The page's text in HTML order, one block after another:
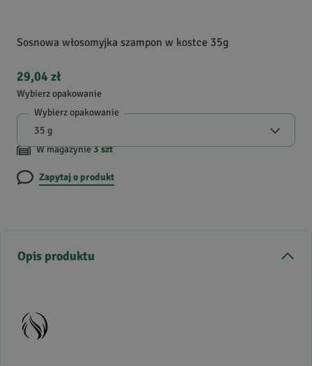
Sosnowa włosomyjka szampon w kostce 35g
29,04 zł
Wybierz opakowanie
Wybierz opakowanie
W magazynie3szt
Zapytaj o produkt
Opis produktu